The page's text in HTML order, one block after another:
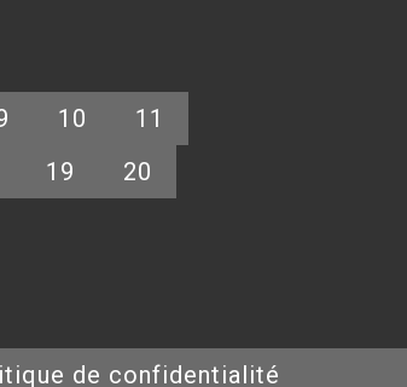
10
11
19
20
de confidentialité